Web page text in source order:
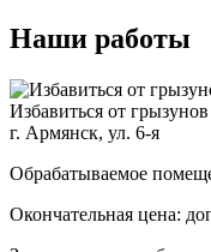
Наши работы
Избавиться от грызунов
г. Армянск, ул. 6-я
Обрабатываемое
Окончательная цена: